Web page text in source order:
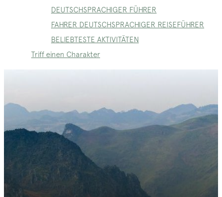
DEUTSCHSPRACHIGER FÜHRER
FAHRER DEUTSCHSPRACHIGER REISEFÜHRER
BELIEBTESTE AKTIVITÄTEN
Triff einen Charakter